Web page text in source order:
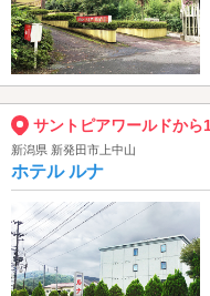
サントピアワールドから
新潟県 新発田市上中山
ホテル ルナ